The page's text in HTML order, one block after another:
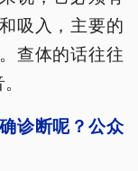
吸入，主要的
查体的话往往
诊断呢？公众